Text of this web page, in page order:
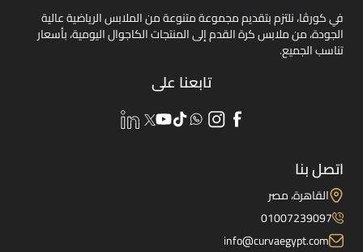
في كورڤا، نلتزم بتقديم مجموعة متنوعة من الملابس الرياضية عالية
الجودة، من ملابس كرة القدم إلى المنتجات الكاجوال اليومية، بأسعار
تناسب الجميع.
تابعنا على
اتصل بنا
القاهرة، مصر
01007239097
info@curvaegypt.com